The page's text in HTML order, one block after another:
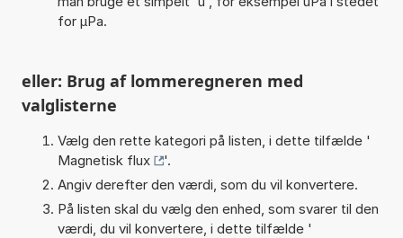
for µPa.
eller: Brug af lommeregneren med
valglisterne
Vælg den rette kategori på listen, i dette tilfælde '
Magnetisk flux
'.
Angiv derefter den værdi, som du vil konvertere.
På listen skal du vælg den enhed, som svarer til den
værdi, du vil konvertere, i dette tilfælde '